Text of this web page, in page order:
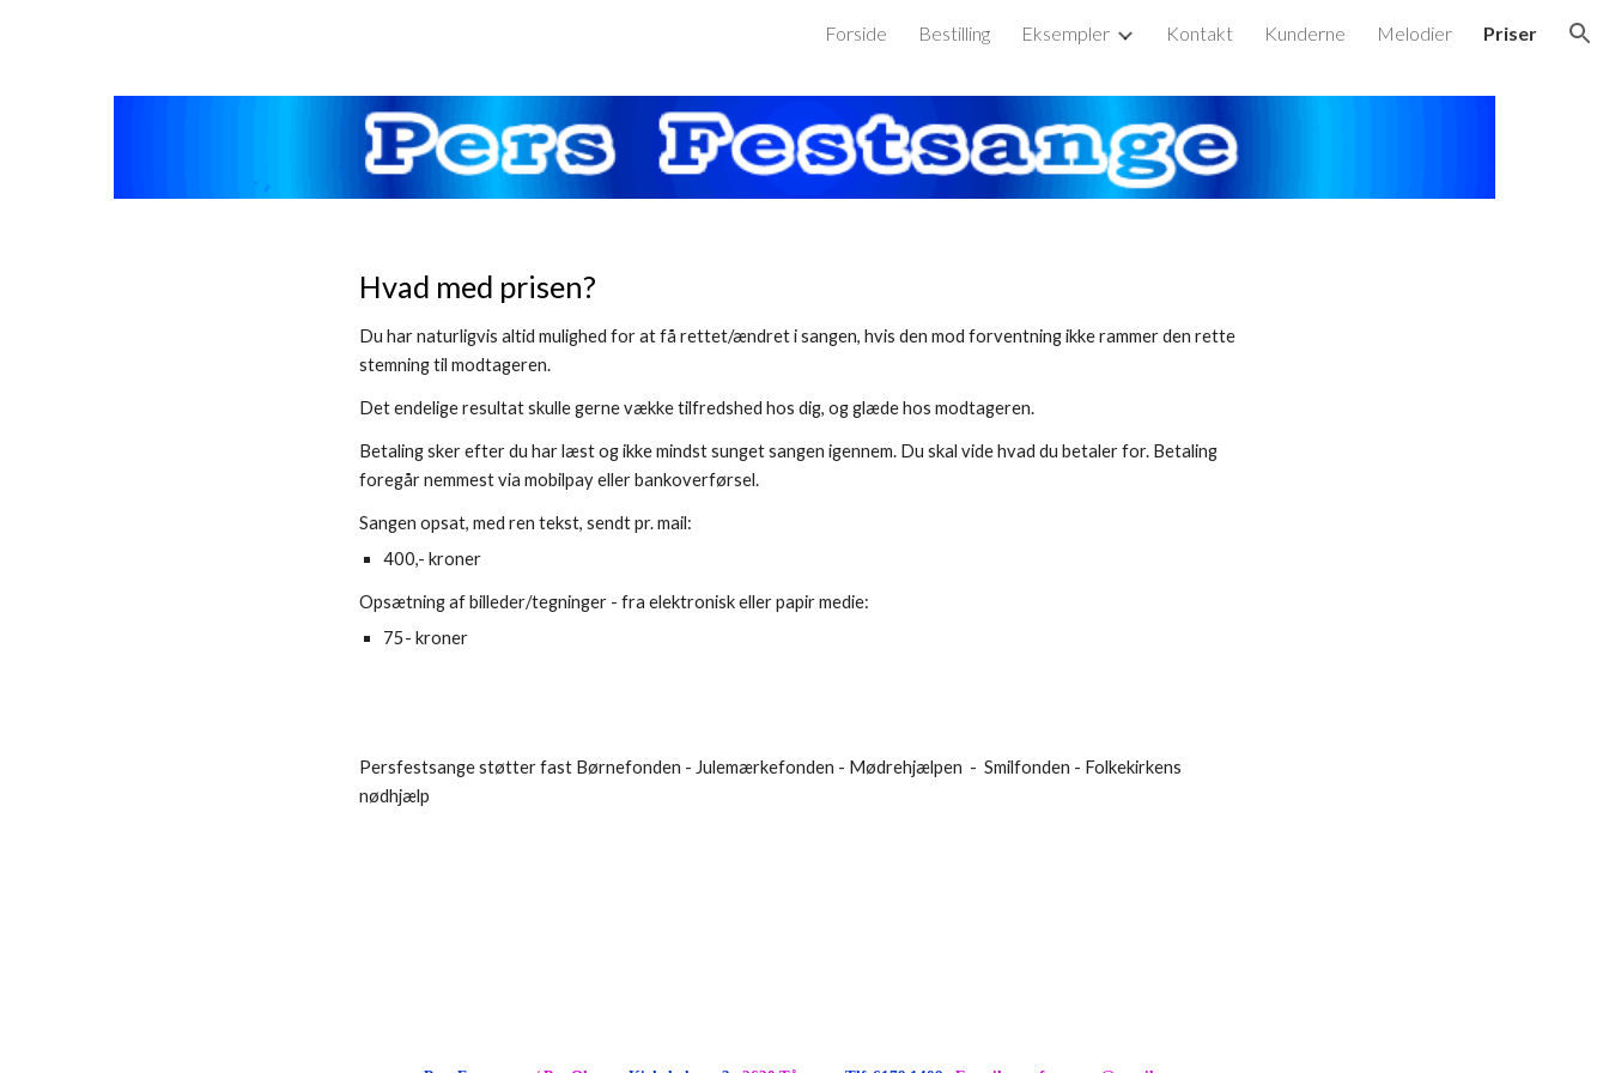
Skip to navigation
Forside Bestilling Eksempler Kontakt Kunderne Melodier Priser
Hvad med prisen?
Du har naturligvis altid mulighed for at få rettet/ændret i sangen, hvis den mod forventning ikke rammer den rette
stemning til modtageren.
Det endelige resultat skulle gerne vække tilfredshed hos dig, og glæde hos modtageren.
Betaling sker efter du har læst og ikke mindst sunget sangen igennem. Du skal vide hvad du betaler for. Betaling
foregår nemmest via mobilpay eller bankoverførsel.
Sangen opsat, med ren tekst, sendt pr. mail:
400,- kroner
Opsætning af billeder/tegninger - fra elektronisk eller papir medie:
75- kroner
Persfestsange støtter fast Børnefonden - Julemærkefonden - Mødrehjælpen - Smilfonden - Folkekirkens
nødhjælp